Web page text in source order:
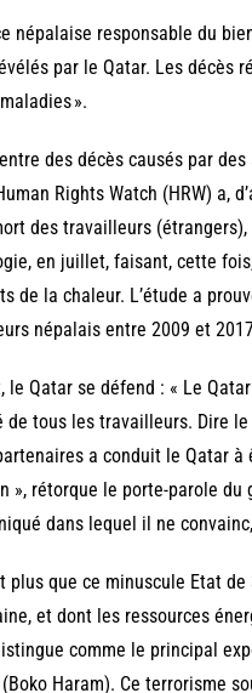
népalaise responsable du
par le Qatar. Les décès
».
des décès causés par
Human Rights Watch (HRW)
des travailleurs
en juillet, faisant, cette
de la chaleur. L’étude a
népalais entre 2009 et
le Qatar se défend : « Le
de tous les travailleurs. Dire
a conduit le Qatar
», rétorque le porte-parole
dans lequel il ne
plus que ce minuscule Etat
et dont les ressources
comme le principal
Haram). Ce terrorisme